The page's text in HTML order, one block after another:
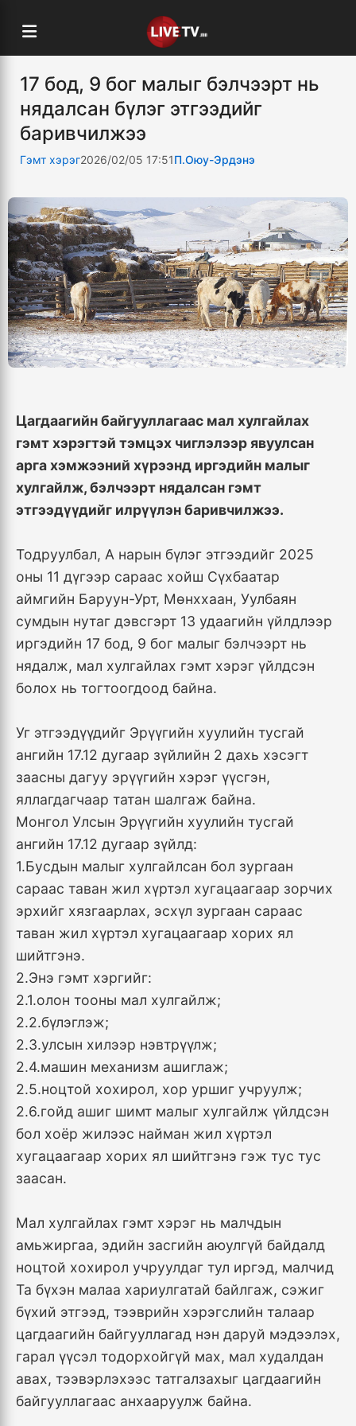
17 бод, 9 бог малыг бэлчээрт нь
нядалсан бүлэг этгээдийг
баривчилжээ
Гэмт хэрэг2026/02/05 17:51П.Оюу-Эрдэнэ
Цагдаагийн байгууллагаас мал хулгайлах
гэмт хэрэгтэй тэмцэх чиглэлээр явуулсан
арга хэмжээний хүрээнд иргэдийн малыг
хулгайлж, бэлчээрт нядалсан гэмт
этгээдүүдийг илрүүлэн баривчилжээ.
Тодруулбал, А нарын бүлэг этгээдийг 2025
оны 11 дүгээр сараас хойш Сүхбаатар
аймгийн Баруун-Урт, Мөнххаан, Уулбаян
сумдын нутаг дэвсгэрт 13 удаагийн үйлдлээр
иргэдийн 17 бод, 9 бог малыг бэлчээрт нь
нядалж, мал хулгайлах гэмт хэрэг үйлдсэн
болох нь тогтоогдоод байна.
Уг этгээдүүдийг Эрүүгийн хуулийн тусгай
ангийн 17.12 дугаар зүйлийн 2 дахь хэсэгт
заасны дагуу эрүүгийн хэрэг үүсгэн,
яллагдагчаар татан шалгаж байна.
Монгол Улсын Эрүүгийн хуулийн тусгай
ангийн 17.12 дугаар зүйлд:
1.Бусдын малыг хулгайлсан бол зургаан
сараас таван жил хүртэл хугацаагаар зорчих
эрхийг хязгаарлах, эсхүл зургаан сараас
таван жил хүртэл хугацаагаар хорих ял
шийтгэнэ.
2.Энэ гэмт хэргийг:
2.1.олон тооны мал хулгайлж;
2.2.бүлэглэж;
2.3.улсын хилээр нэвтрүүлж;
2.4.машин механизм ашиглаж;
2.5.ноцтой хохирол, хор уршиг учруулж;
2.6.гойд ашиг шимт малыг хулгайлж үйлдсэн
бол хоёр жилээс найман жил хүртэл
хугацаагаар хорих ял шийтгэнэ гэж тус тус
заасан.
Мал хулгайлах гэмт хэрэг нь малчдын
амьжиргаа, эдийн засгийн аюулгүй байдалд
ноцтой хохирол учруулдаг тул иргэд, малчид
Та бүхэн малаа хариулгатай байлгаж, сэжиг
бүхий этгээд, тээврийн хэрэгслийн талаар
цагдаагийн байгууллагад нэн даруй мэдээлэх,
гарал үүсэл тодорхойгүй мах, мал худалдан
авах, тээвэрлэхээс татгалзахыг цагдаагийн
байгууллагаас анхааруулж байна.